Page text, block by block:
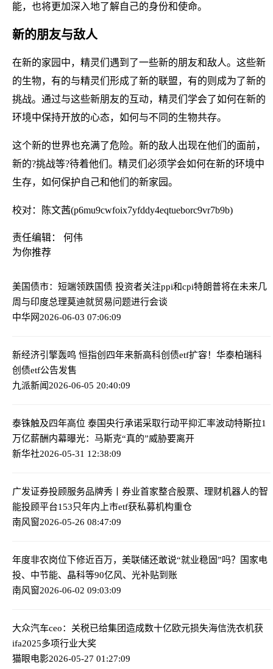
能，也将更加深入地了解自己的身份和使命。
新的朋友与敌人
在新的家园中，精灵们遇到了一些新的朋友和敌人。这些新
的生物，有的与精灵们形成了新的联盟，有的则成为了新的
挑战。通过与这些新朋友的互动，精灵们学会了如何在新的
环境中保持开放的心态，如何与不同的生物共存。
这个新的世界也充满了危险。新的敌人出现在他们的面前，
新的?挑战等?待着他们。精灵们必须学会如何在新的环境中
生存，如何保护自己和他们的新家园。
校对：陈文茜(p6mu9cwfoix7yfddy4eqtueborc9vr7b9b)
责任编辑： 何伟
为你推荐
美国债市：短端领跌国债 投资者关注ppi和cpi特朗普将在未来几
周与印度总理莫迪就贸易问题进行会谈
中华网2026-06-03 07:06:09
新经济引擎轰鸣 恒指创四年来新高科创债etf扩容！华泰柏瑞科
创债etf公告发售
九派新闻2026-06-05 20:40:09
泰铢触及四年高位 泰国央行承诺采取行动平抑汇率波动特斯拉1
万亿薪酬内幕曝光：马斯克“真的”威胁要离开
新华社2026-05-31 12:38:09
广发证券投顾服务品牌秀丨券业首家整合股票、理财机器人的智
能投顾平台153只年内上市etf获私募机构重仓
南风窗2026-05-26 08:47:09
年度非农岗位下修近百万，美联储还敢说“就业稳固”吗？
国家电
投、中节能、晶科等90亿风、光补贴到账
南风窗2026-06-02 09:03:09
大众汽车ceo：关税已给集团造成数十亿欧元损失海信洗衣机获
ifa2025多项行业大奖
猫眼电影2026-05-27 01:27:09